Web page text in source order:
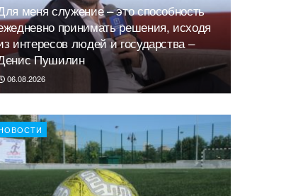
меня служение – это способность
принимать решения, исходя
интересов людей и государства –
Пушилин
06.08.2026